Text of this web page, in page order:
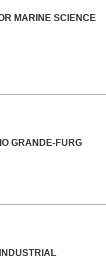
MARINE SCIENCE
GRANDE-FURG